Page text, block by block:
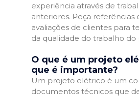
experiência através de
anteriores. Peça referências
avaliações de clientes para
da qualidade do trabalho do
O que é um projeto
que é importante?
Um projeto elétrico é um
documentos técnicos que